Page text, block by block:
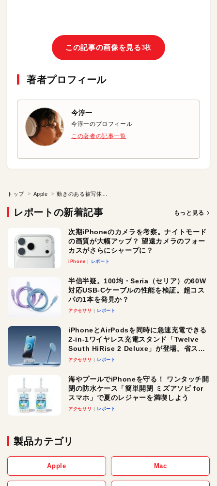
この記事の画像を見る3枚
著者プロフィール
今淳一
今淳一のプロフィール
この著者の記事一覧
トップ Apple
レポートの新着記事 もっと見る
次期iPhoneのカメラを考察。ナイトモード
の画質が大幅アップ？ 望遠カメラのフォー
カスがさらにシャープに？
iPhone レポート
半信半疑。100均・Seria（セリア）の60W
対応USB-Cケーブルの性能を検証。超コス
パの1本を発見か？
アクセサリ レポート
iPhoneとAirPodsを同時に急速充電できる
2-in-1ワイヤレス充電スタンド「Twelve
South HiRise 2 Deluxe」が登場。省スペ
ースでおしゃれに充電したい人にオスス
アクセサリ レポート
海やプールでiPhoneを守る！ ワンタッチ開
閉の防水ケース「簡単開閉 ミズアソビ for
スマホ」で夏のレジャーを満喫しよう
アクセサリ レポート
製品カテゴリ
Apple Mac